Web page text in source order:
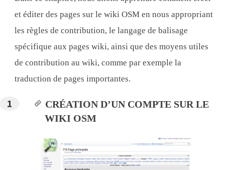
et éditer des pages sur le wiki OSM en nous appropriant
les règles de contribution, le langage de balisage
spécifique aux pages wiki, ainsi que des moyens utiles
de contribution au wiki, comme par exemple la
traduction de pages importantes.
CRÉATION D’UN COMPTE SUR LE
WIKI OSM